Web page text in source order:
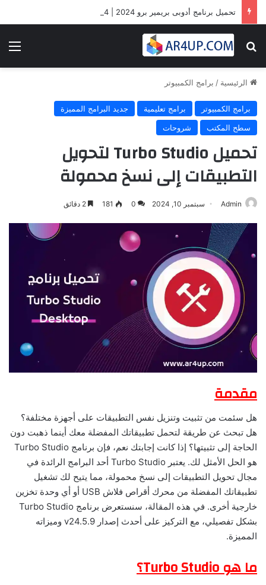
بحث عن
الرئيسية / برامج الكمبيوتر
برامج الكمبيوتر برامج تعليمية
جديد البرامج المميزة
سطح المكتب
شروحات
تحميل Turbo Studio لتحويل
التطبيقات إلى نسخ محمولة
Admin سبتمبر 10, 2024 0
181
مقدمة
هل سئمت من تثبيت وتنزيل نفس التطبيقات على أجهزة مختلفة؟
هل تبحث عن طريقة لتحمل تطبيقاتك المفضلة معك أينما ذهبت دون
الحاجة إلى تثبيتها؟ إذا كانت إجابتك نعم، فإن برنامج Turbo Studio
هو الحل الأمثل لك. يعتبر Turbo Studio أحد البرامج الرائدة في
مجال تحويل التطبيقات إلى نسخ محمولة، مما يتيح لك تشغيل
تطبيقاتك المفضلة من محرك أقراص فلاش USB أو أي وحدة تخزين
خارجية أخرى. في هذه المقالة، سنستعرض برنامج Turbo Studio
بشكل تفصيلي، مع التركيز على أحدث إصدار v24.5.9 وميزاته
المميزة.
ما هو Turbo Studio؟